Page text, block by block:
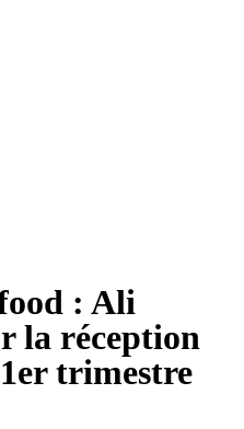
: Ali
la réception
trimestre